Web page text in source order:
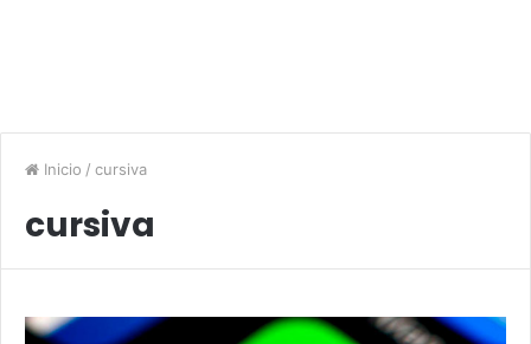
Inicio / cursiva
cursiva